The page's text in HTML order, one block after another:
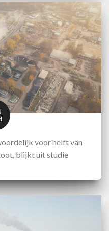
voor helft van
blijkt uit studie